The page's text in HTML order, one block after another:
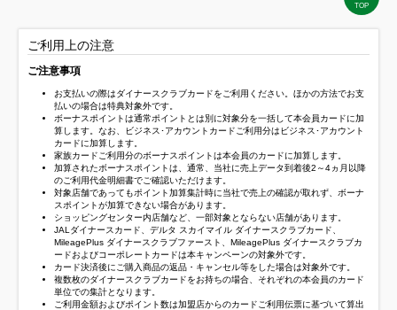
TOP
ご利用上の注意
ご注意事項
お支払いの際はダイナースクラブカードをご利用ください。ほかの方法でお支
払いの場合は特典対象外です。
ボーナスポイントは通常ポイントとは別に対象分を一括して本会員カードに加
算します。なお、ビジネス･アカウントカードご利用分はビジネス･アカウント
カードに加算します。
家族カードご利用分のボーナスポイントは本会員のカードに加算します。
加算されたボーナスポイントは、通常、当社に売上データ到着後2～4ヵ月以降
のご利用代金明細書でご確認いただけます。
対象店舗であってもポイント加算集計時に当社で売上の確認が取れず、ボーナ
スポイントが加算できない場合があります。
ショッピングセンター内店舗など、一部対象とならない店舗があります。
JALダイナースカード、デルタ スカイマイル ダイナースクラブカード、
MileagePlus ダイナースクラブファースト、MileagePlus ダイナースクラブカ
ードおよびコーポレートカードは本キャンペーンの対象外です。
カード決済後にご購入商品の返品・キャンセル等をした場合は対象外です。
複数枚のダイナースクラブカードをお持ちの場合、それぞれの本会員のカード
単位での集計となります。
ご利用金額およびポイント数は加盟店からのカードご利用伝票に基づいて算出